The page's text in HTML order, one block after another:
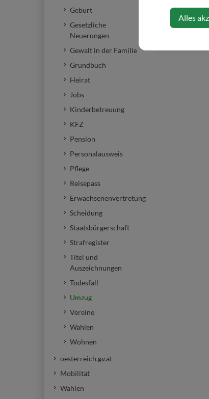
Letzte
Für den
Geburt
Gesetzliche
Neuerungen
Gewalt in der Familie
Grundbuch
Heirat
Jobs
Kinderbetreuung
KFZ
Pension
Personalausweis
Pflege
Reisepass
Erwachsenenvertretung
Scheidung
Staatsbürgerschaft
Strafregister
Titel und
Auszeichnungen
Todesfall
Umzug
Vereine
Wahlen
Wohnen
oesterreich.gv.at
Mobilität
Wahlen
Alles